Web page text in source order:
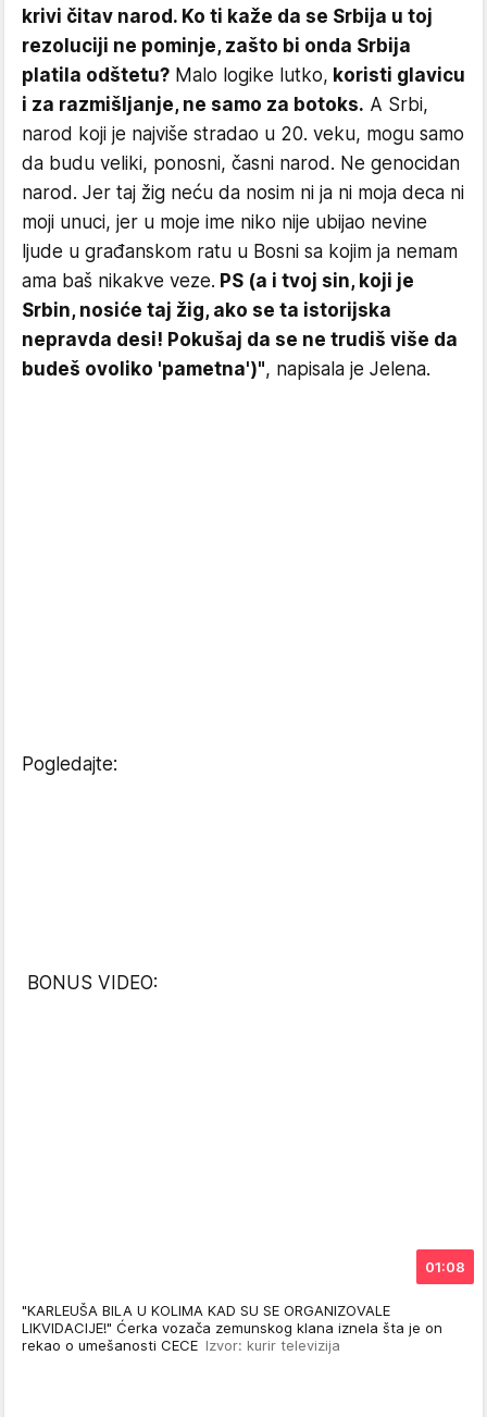
krivi čitav narod. Ko ti kaže da se Srbija u toj
rezoluciji ne pominje, zašto bi onda Srbija
platila odštetu? Malo logike lutko, koristi glavicu
i za razmišljanje, ne samo za botoks. A Srbi,
narod koji je najviše stradao u 20. veku, mogu samo
da budu veliki, ponosni, časni narod. Ne genocidan
narod. Jer taj žig neću da nosim ni ja ni moja deca ni
moji unuci, jer u moje ime niko nije ubijao nevine
ljude u građanskom ratu u Bosni sa kojim ja nemam
ama baš nikakve veze. PS (a i tvoj sin, koji je
Srbin, nosiće taj žig, ako se ta istorijska
nepravda desi! Pokušaj da se ne trudiš više da
budeš ovoliko 'pametna')", napisala je Jelena.
Pogledajte:
BONUS VIDEO:
01:08
"KARLEUŠA BILA U KOLIMA KAD SU SE ORGANIZOVALE
LIKVIDACIJE!" Ćerka vozača zemunskog klana iznela šta je on
rekao o umešanosti CECE Izvor: kurir televizija